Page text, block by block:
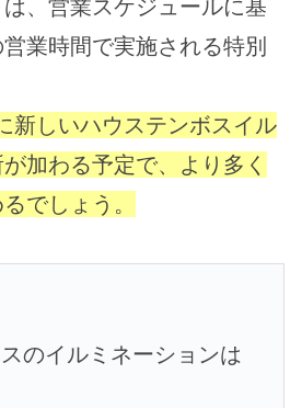
、営業スケジュールに基
業時間で実施される特別
新しいハウステンボスイル
加わる予定で、より多く
でしょう。
のイルミネーションは